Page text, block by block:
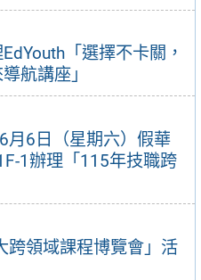
「選擇不卡關，
航講座」
月6日（星期六）假華
1辦理「115年技職跨
跨領域課程博覽會」活